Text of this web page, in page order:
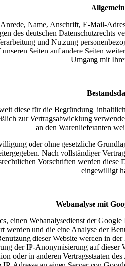
Name, Anschrift, E-Mail-
des deutschen Datenschutzrechts
und Nutzung
Seiten auf andere Seiten
Umgang mit
diese für die Begründung,
zur Vertragsabwicklung
an den Warenlieferanten
oder ohne gesetzliche
Nach vollständiger
Vorschriften werden
eingewilligt
Webanalyse mit
einen Webanalysedienst der
werden und die eine Analyse der
dieser Website werden in
der IP-Anonymisierung auf
oder in anderen Vertragsstaaten